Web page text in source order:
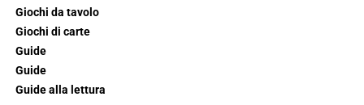
Giochi da tavolo
Giochi di carte
Guide
Guide
Guide alla lettura